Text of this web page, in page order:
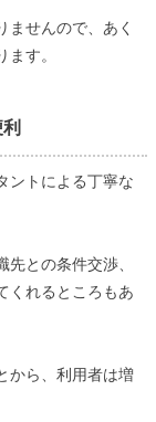
ませんので、あく
す。
ントによる丁寧な
との条件交渉、
くれるところもあ
から、利用者は増